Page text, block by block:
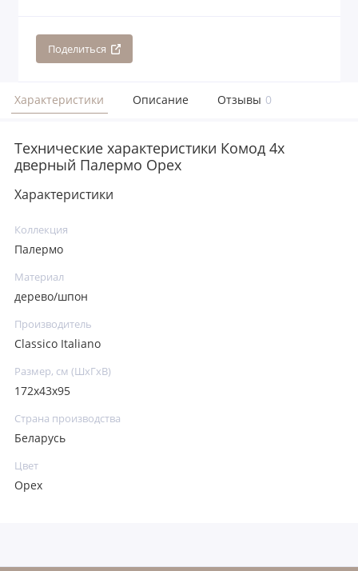
Поделиться
Характеристики Описание Отзывы 0
Технические характеристики Комод 4х
дверный Палермо Орех
Характеристики
Коллекция
Палермо
Материал
дерево/шпон
Производитель
Classico Italiano
Размер, см (ШхГхВ)
172х43х95
Страна производства
Беларусь
Цвет
Орех